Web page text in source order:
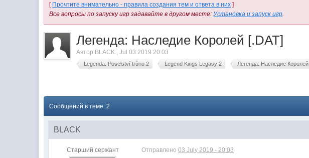
[ Прочтите внимательно - правила создания тем и ответа в них ]
Все вопросы по запуску игр задавайте в другом месте:Установка и запуск игр.
Легенда: Наследие Королей [.DAT]
Автор BLACK ,Jul 03 2019 20:03
Legenda: Poselství trůnu 2 Legend Kings Legasy 2 Легенда: Наследие Королей
Сообщений в теме: 2
BLACK
Старший сержант Отправлено03 July 2019 - 20:03